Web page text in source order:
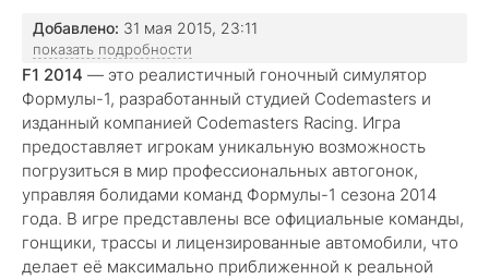
Добавлено: 31 мая 2015, 23:11
показать подробности
F1 2014 — это реалистичный гоночный симулятор
Формулы-1, разработанный студией Codemasters и
изданный компанией Codemasters Racing. Игра
предоставляет игрокам уникальную возможность
погрузиться в мир профессиональных автогонок,
управляя болидами команд Формулы-1 сезона 2014
года. В игре представлены все официальные команды,
гонщики, трассы и лицензированные автомобили, что
делает её максимально приближенной к реальной